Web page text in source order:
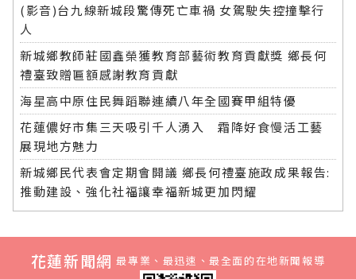
(影音)台九線新城段驚傳死亡車禍 女駕駛失控撞擊行
人
新城鄉教師莊國鑫榮獲教育部藝術教育貢獻獎 鄉長何
禮臺致贈匾額感謝教育貢獻
海星高中原住民舞蹈聯連續八年全國賽甲組特優
花蓮儂好市集三天吸引千人湧入 霜降好食慢活工藝
展現地方魅力
新城鄉民代表會定期會開議 鄉長何禮臺施政成果報告:
推動建設、強化社福讓幸福新城更加閃耀
花蓮新聞網 最專業、最迅速、最全面的在地新聞報導